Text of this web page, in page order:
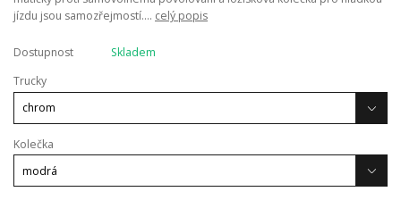
jízdu jsou samozřejmostí.... celý popis
Dostupnost
Skladem
Trucky
Kolečka